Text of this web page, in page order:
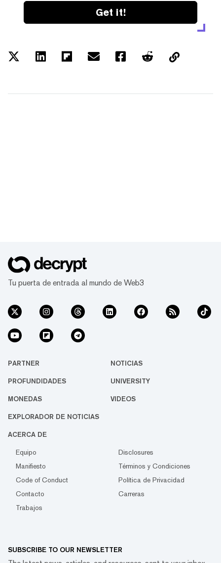
Get it!
Tu puerta de entrada al mundo de Web3
PARTNER NOTICIAS
PROFUNDIDADES UNIVERSITY
MONEDAS VIDEOS
EXPLORADOR DE NOTICIAS
ACERCA DE
Equipo
Disclosures
Manifiesto
Términos y Condiciones
Code of Conduct
Política de Privacidad
Contacto
Carreras
Trabajos
SUBSCRIBE TO OUR NEWSLETTER